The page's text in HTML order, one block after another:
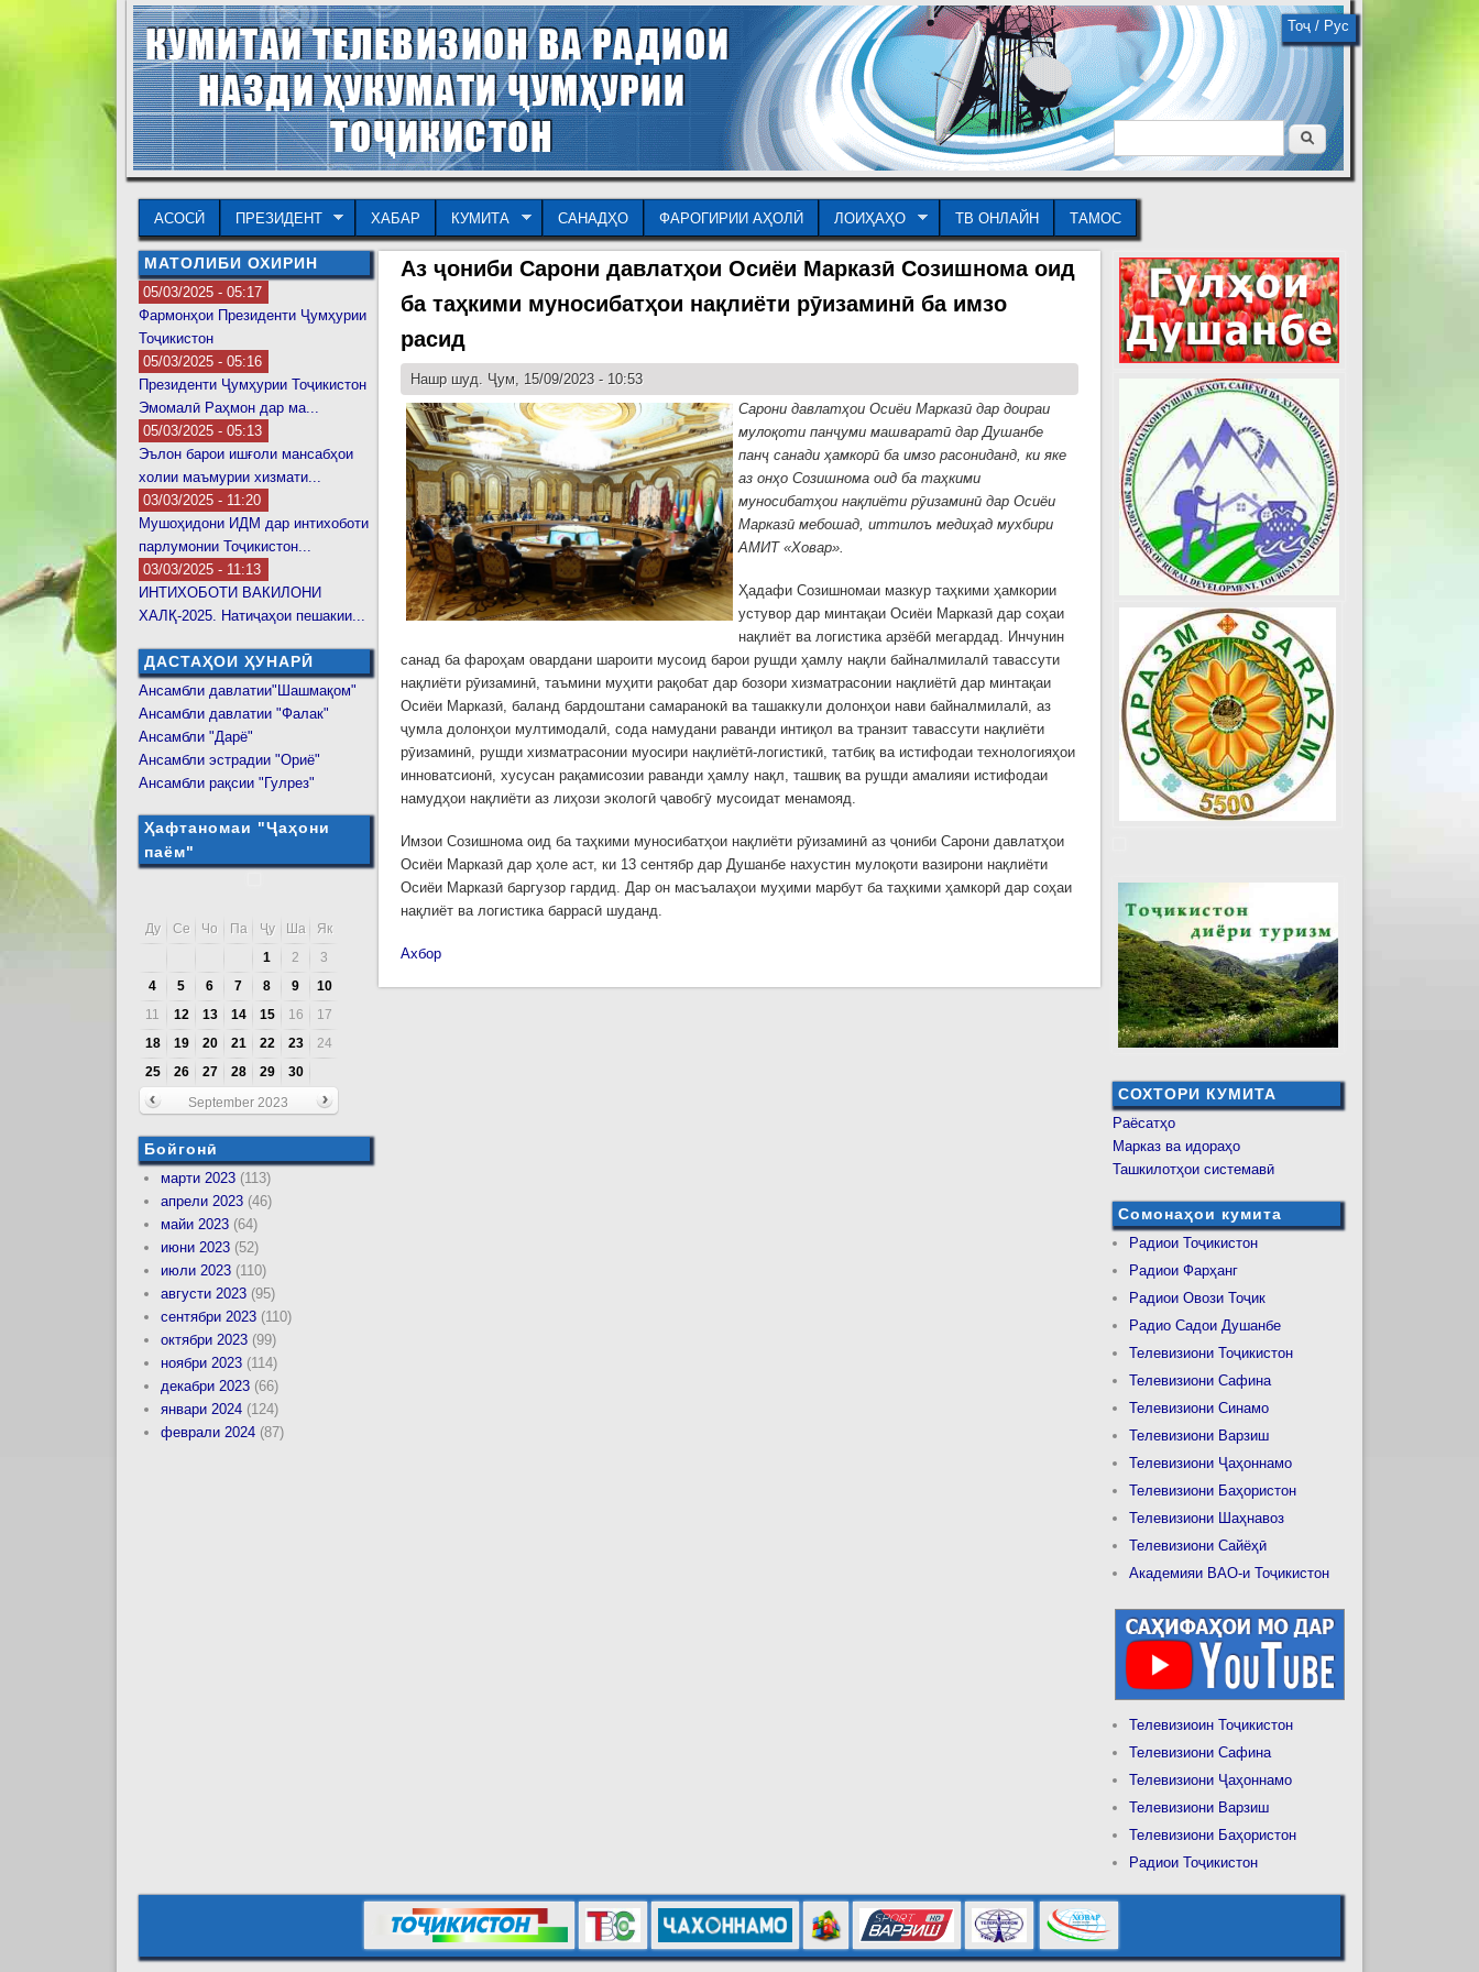
Тоҷ / Рус
Форма поиска
АСОСӢ ПРЕЗИДЕНТ ХАБАР КУМИТА САНАДҲО ФАРОГИРИИ АҲОЛӢ ЛОИҲАҲО ТВ ОНЛАЙН ТАМОС
Аз ҷониби Сарони давлатҳои Осиёи Марказӣ Созишнома оид
ба таҳкими муносибатҳои нақлиёти рӯизаминӣ ба имзо
расид
Нашр шуд. Ҷум, 15/09/2023 - 10:53
Сарони давлатҳои Осиёи Марказӣ дар доираи
мулоқоти панҷуми машваратӣ дар Душанбе
панҷ санади ҳамкорӣ ба имзо расониданд, ки яке
аз онҳо Созишнома оид ба таҳкими
муносибатҳои нақлиёти рӯизаминӣ дар Осиёи
Марказӣ мебошад, иттилоъ медиҳад мухбири
АМИТ «Ховар».
Ҳадафи Созишномаи мазкур таҳкими ҳамкории
устувор дар минтақаи Осиёи Марказӣ дар соҳаи
нақлиёт ва логистика арзёбӣ мегардад. Инчунин
санад ба фароҳам овардани шароити мусоид барои рушди ҳамлу нақли байналмилалӣ тавассути
нақлиёти рӯизаминӣ, таъмини муҳити рақобат дар бозори хизматрасонии нақлиётӣ дар минтақаи
Осиёи Марказӣ, баланд бардоштани самаранокӣ ва ташаккули долонҳои нави байналмилалӣ, аз
ҷумла долонҳои мултимодалӣ, сода намудани раванди интиқол ва транзит тавассути нақлиёти
рӯизаминӣ, рушди хизматрасонии муосири нақлиётӣ-логистикӣ, татбиқ ва истифодаи технологияҳои
инноватсионӣ, хусусан рақамисозии раванди ҳамлу нақл, ташвиқ ва рушди амалияи истифодаи
намудҳои нақлиёти аз лиҳози экологӣ ҷавобгӯ мусоидат менамояд.
Имзои Созишнома оид ба таҳкими муносибатҳои нақлиёти рӯизаминӣ аз ҷониби Сарони давлатҳои
Осиёи Марказӣ дар ҳоле аст, ки 13 сентябр дар Душанбе нахустин мулоқоти вазирони нақлиёти
Осиёи Марказӣ баргузор гардид. Дар он масъалаҳои муҳими марбут ба таҳкими ҳамкорӣ дар соҳаи
нақлиёт ва логистика баррасӣ шуданд.
Ахбор
МАТОЛИБИ ОХИРИН
05/03/2025 - 05:17
Фармонҳои Президенти Ҷумҳурии
Тоҷикистон
05/03/2025 - 05:16
Президенти Ҷумҳурии Тоҷикистон
Эмомалӣ Раҳмон дар ма...
05/03/2025 - 05:13
Эълон барои ишғоли мансабҳои
холии маъмурии хизмати...
03/03/2025 - 11:20
Мушоҳидони ИДМ дар интихоботи
парлумонии Тоҷикистон...
03/03/2025 - 11:13
ИНТИХОБОТИ ВАКИЛОНИ
ХАЛҚ-2025. Натиҷаҳои пешакии...
ДАСТАҲОИ ҲУНАРӢ
Ансамбли давлатии"Шашмақом"
Ансамбли давлатии "Фалак"
Ансамбли "Дарё"
Ансамбли эстрадии "Ориё"
Ансамбли рақсии "Гулрез"
Ҳафтаномаи "Ҷаҳони
паём"
Ду Се Чо Па Ҷу Ша
Як
1
2
3
4
5 6 7 8 9
10
11
12 13 14 15 16
17
18
19 20 21 22 23
24
25
26 27 28 29
30
September 2023
Бойгонӣ
марти 2023(113)
апрели 2023(46)
майи 2023(64)
июни 2023(52)
июли 2023(110)
августи 2023(95)
сентябри 2023(110)
октябри 2023(99)
ноябри 2023(114)
декабри 2023(66)
январи 2024(124)
феврали 2024(87)
СОХТОРИ КУМИТА
Раёсатҳо
Марказ ва идораҳо
Ташкилотҳои системавӣ
Сомонаҳои кумита
Радиои Тоҷикистон
Радиои Фарҳанг
Радиои Овози Тоҷик
Радио Садои Душанбе
Телевизиони Тоҷикистон
Телевизиони Сафина
Телевизиони Синамо
Телевизиони Варзиш
Телевизиони Ҷаҳоннамо
Телевизиони Баҳористон
Телевизиони Шаҳнавоз
Телевизиони Сайёҳӣ
Академияи ВАО-и Тоҷикистон
Телевизиоин Тоҷикистон
Телевизиони Сафина
Телевизиони Ҷаҳоннамо
Телевизиони Варзиш
Телевизиони Баҳористон
Радиои Тоҷикистон